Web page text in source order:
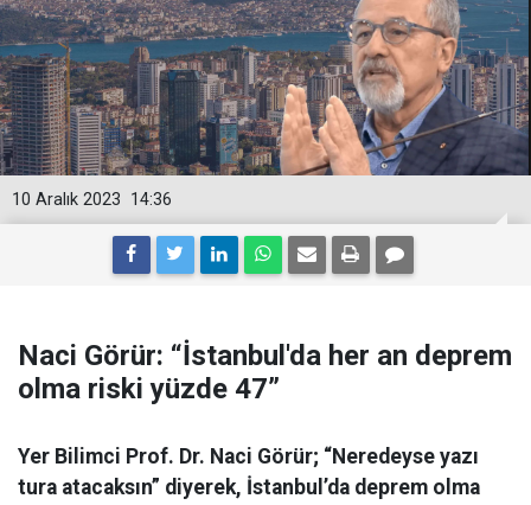
14:36
10 Aralık 2023
Naci Görür: “İstanbul'da her an deprem
olma riski yüzde 47”
Yer Bilimci Prof. Dr. Naci Görür; “Neredeyse yazı
tura atacaksın” diyerek, İstanbul’da deprem olma